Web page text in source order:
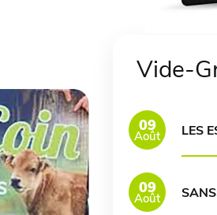
Vide-
09
Août LES
09
Août